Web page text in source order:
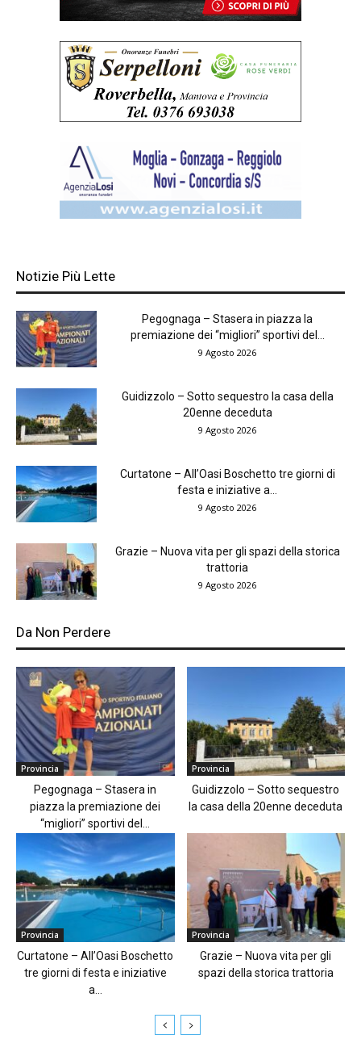
Notizie Più Lette
Pegognaga – Stasera in piazza la
premiazione dei “migliori” sportivi del...
9 Agosto 2026
Guidizzolo – Sotto sequestro la casa della
20enne deceduta
9 Agosto 2026
Curtatone – All’Oasi Boschetto tre giorni di
festa e iniziative a...
9 Agosto 2026
Grazie – Nuova vita per gli spazi della storica
trattoria
9 Agosto 2026
Da Non Perdere
Provincia
Pegognaga – Stasera in
piazza la premiazione dei
“migliori” sportivi del...
Provincia
Guidizzolo – Sotto sequestro
la casa della 20enne deceduta
Provincia
Curtatone – All’Oasi Boschetto
tre giorni di festa e iniziative
a...
Provincia
Grazie – Nuova vita per gli
spazi della storica trattoria